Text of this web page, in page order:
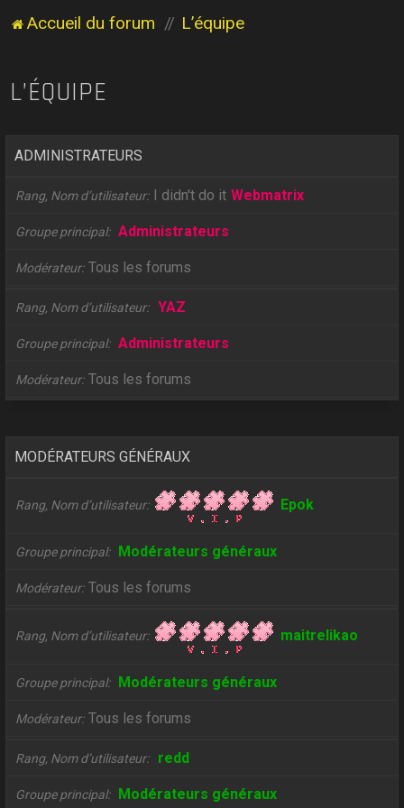
Accueil du forum L’équipe
L’ÉQUIPE
ADMINISTRATEURS
Rang, Nom d’utilisateur I didn't do it Webmatrix
Groupe principal Administrateurs
Modérateur Tous les forums
Rang, Nom d’utilisateur YAZ
Groupe principal Administrateurs
Modérateur Tous les forums
MODÉRATEURS GÉNÉRAUX
Rang, Nom d’utilisateur Epok
Groupe principal Modérateurs généraux
Modérateur Tous les forums
Rang, Nom d’utilisateur maitrelikao
Groupe principal Modérateurs généraux
Modérateur Tous les forums
Rang, Nom d’utilisateur redd
Groupe principal Modérateurs généraux